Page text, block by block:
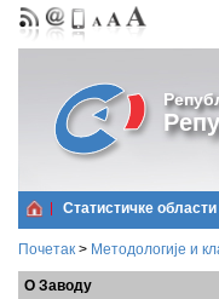
Статистичке области
Почетак > Методологије и
О Заводу